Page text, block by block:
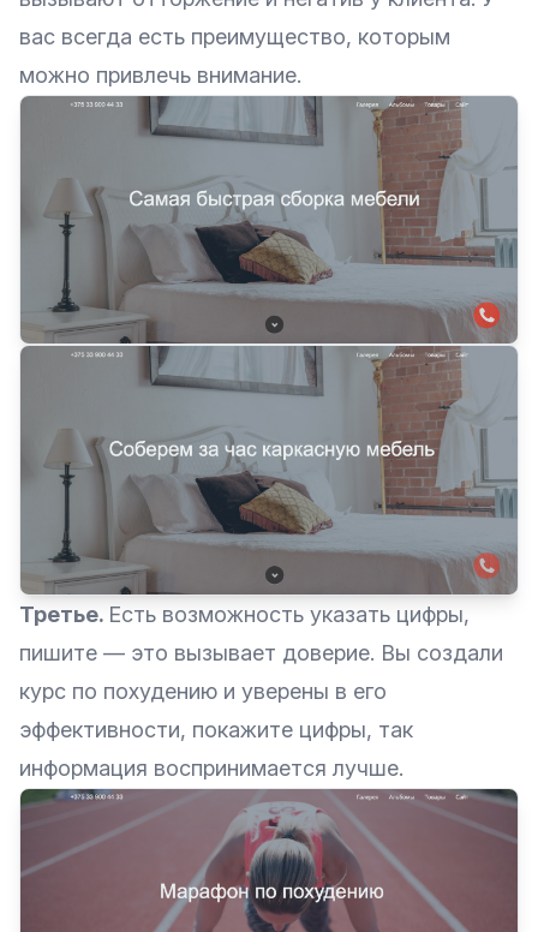
вас всегда есть преимущество, которым
можно привлечь внимание.
Третье. Есть возможность указать цифры,
пишите — это вызывает доверие. Вы создали
курс по похудению и уверены в его
эффективности, покажите цифры, так
информация воспринимается лучше.